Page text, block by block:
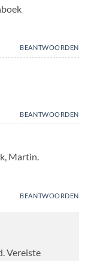
BEANTWOORDEN
BEANTWOORDEN
Martin.
BEANTWOORDEN
Vereiste